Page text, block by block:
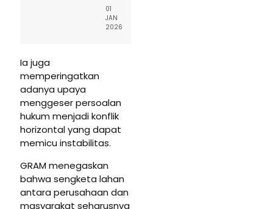
01
JAN
2026
Ia juga
memperingatkan
adanya upaya
menggeser persoalan
hukum menjadi konflik
horizontal yang dapat
memicu instabilitas.
GRAM menegaskan
bahwa sengketa lahan
antara perusahaan dan
masyarakat seharusnya